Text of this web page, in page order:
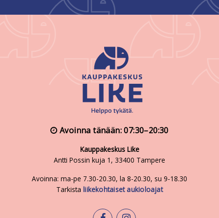
Avoinna tänään: 07:30–20:30
Kauppakeskus Like
Antti Possin kuja 1, 33400 Tampere
Avoinna: ma-pe 7.30-20.30, la 8-20.30, su 9-18.30
Tarkista liikekohtaiset aukioloajat